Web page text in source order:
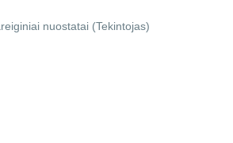
nuostatai (Tekintojas)